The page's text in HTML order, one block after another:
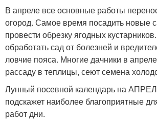
В апреле все основные работы
огород. Самое время посадить новые
провести обрезку ягодных
обработать сад от болезней и
ловчие пояса. Многие дачники в
рассаду в теплицы, сеют семена
Лунный посевной календарь на
подскажет наиболее благоприятные
работ дни.